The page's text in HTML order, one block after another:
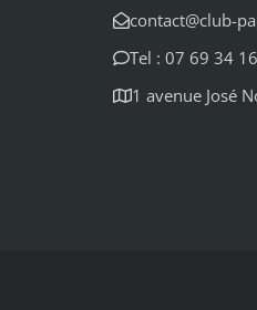
contact@club-
Tel : 07 69 34
1 avenue José